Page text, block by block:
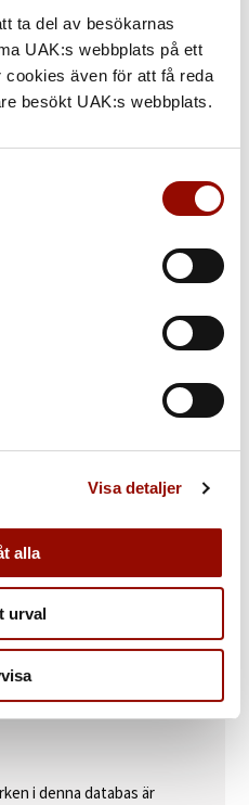
ta del av besökarnas
UAK:s webbplats på ett
även för att få reda
besökt UAK:s webbplats.
Visa detaljer
alla
urval
kring huset”. Signerad
CEST
13 - 15 juni
i denna databas är